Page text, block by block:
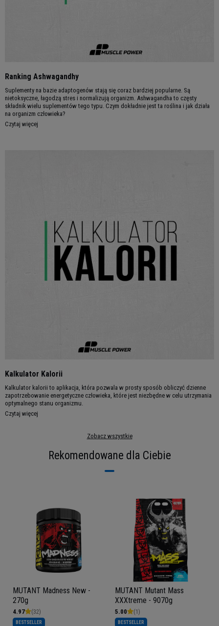
Ranking Ashwagandhy
Suplementy na bazie adaptogenów stają się coraz bardziej popularne. Są
nietoksyczne, łagodzą stres i normalizują organizm. Ashwagandha to częsty
składnik wielu suplementów tego typu. Czym dokładnie jest ta roślina i jak działa
na organizm człowieka?
Czytaj więcej
Kalkulator Kalorii
Kalkulator kalorii to aplikacja, która pozwala w prosty sposób obliczyć dzienne
zapotrzebowanie energetyczne człowieka, które jest niezbędne w celu utrzymania
optymalnego stanu organizmu.
Czytaj więcej
Zobacz wszystkie
Rekomendowane dla Ciebie
MUTANT Madness New -
270g
4.97 (32)
BESTSELLER
MUTANT Mutant Mass
XXXtreme - 9070g
5.00 (1)
BESTSELLER